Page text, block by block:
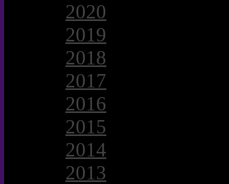
2020
2019
2018
2017
2016
2015
2014
2013